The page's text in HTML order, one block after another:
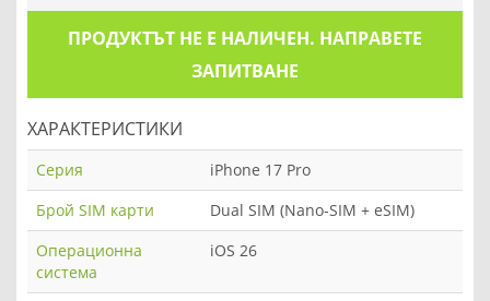
ПРОДУКТЪТ НЕ Е НАЛИЧЕН. НАПРАВЕТЕ
ЗАПИТВАНЕ
ХАРАКТЕРИСТИКИ
Серия
iPhone 17 Pro
Брой SIM карти
Dual SIM (Nano-SIM + eSIM)
Операционна
система
iOS 26